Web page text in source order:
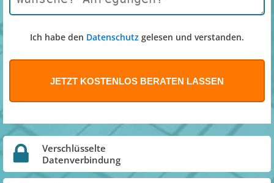
Ich habe den Datenschutz gelesen und verstanden.
Verschlüsselte
Datenverbindung